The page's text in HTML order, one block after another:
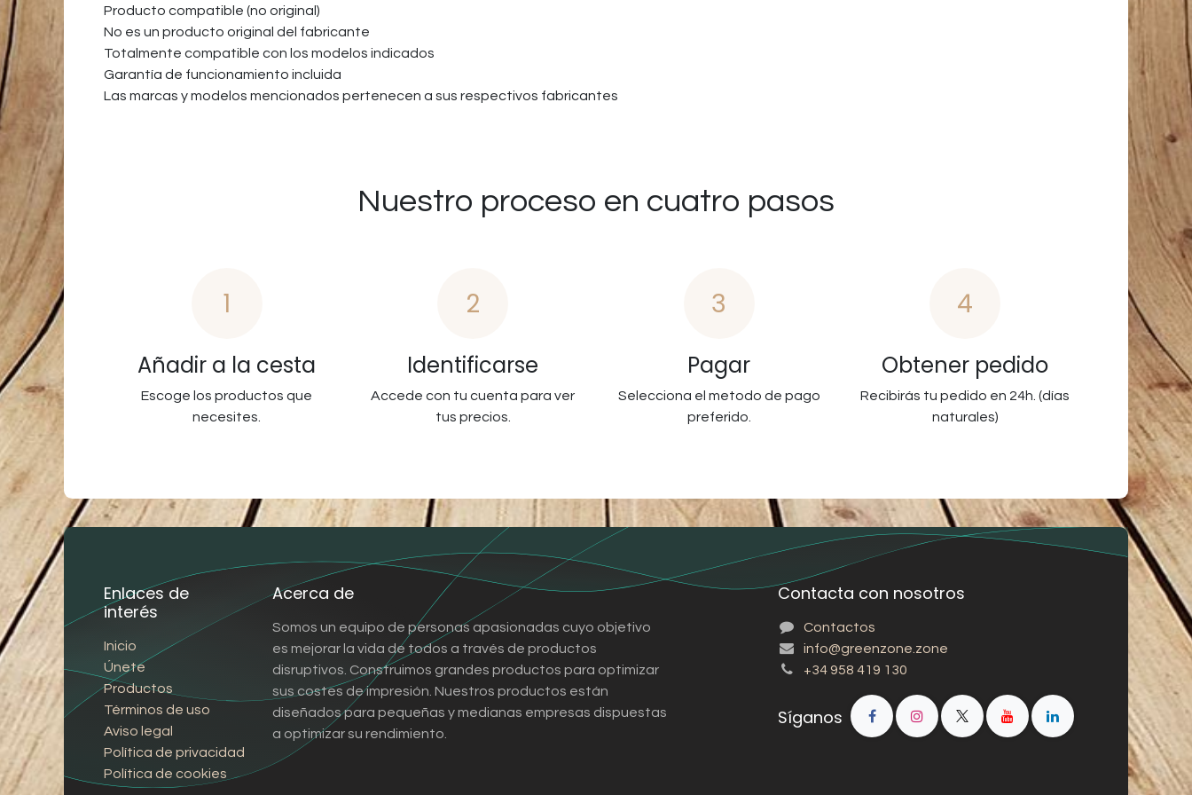
Producto compatible (no original)
No es un producto original del fabricante
Totalmente compatible con los modelos indicados
Garantía de funcionamiento incluida
Las marcas y modelos mencionados pertenecen a sus respectivos fabricantes
Nuestro proceso en cuatro pasos
1
Añadir a la cesta
Escoge los productos que
necesites.
2
Identificarse
Accede con tu cuenta para ver
tus precios.
3
Pagar
Selecciona el metodo de pago
preferido.
4
Obtener pedido
Recibirás tu pedido en 24h. (días
naturales)
Enlaces de
interés
Inicio
Únete
Productos
Términos de uso
Aviso legal
Política de privacidad
Política de cookies
Acerca de
Somos un equipo de personas apasionadas cuyo objetivo
es mejorar la vida de todos a través de productos
disruptivos. Construimos grandes productos para optimizar
sus costes de impresión. Nuestros productos están
diseñados para pequeñas y medianas empresas dispuestas
a optimizar su rendimiento.
Contacta con nosotros
Contactos
info@greenzone.zone
+34 958 419 130
Síganos